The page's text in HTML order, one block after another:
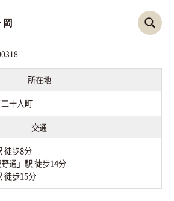
所在地
十人町
交通
徒歩8分
通」駅 徒歩14分
徒歩15分